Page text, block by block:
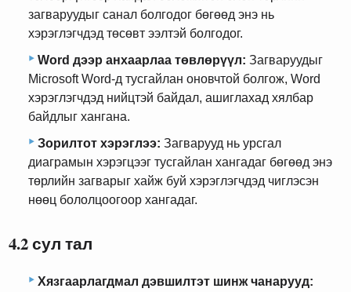
загваруудыг санал болгодог бөгөөд энэ нь
хэрэглэгчдэд төсөвт ээлтэй болгодог.
Word дээр анхаарлаа төвлөрүүл: Загваруудыг
Microsoft Word-д тусгайлан оновчтой болгож, Word
хэрэглэгчдэд нийцтэй байдал, ашиглахад хялбар
байдлыг хангана.
Зорилтот хэрэглээ: Загварууд нь урсгал
диаграмын хэрэгцээг тусгайлан хангадаг бөгөөд энэ
төрлийн загварыг хайж буй хэрэглэгчдэд чиглэсэн
нөөц бололцоогоор хангадаг.
4.2 сул тал
Хязгаарлагдмал дэвшилтэт шинж чанарууд: